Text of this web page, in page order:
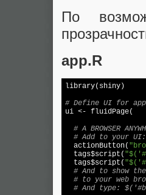
По
app.R
library(shiny)
# Define UI for
ui <- fluidPage(
# A BROWSER
# Add to your
  actionButton(
  tags$script(
  tags$script(
# And to show
# to your web
# And type: